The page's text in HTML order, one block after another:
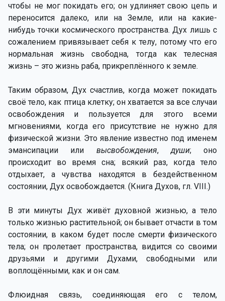
чтобы не мог покидать его; он удлиняет свою цепь и
переносится далеко, или на Земле, или на какие-
нибудь точки космического пространства. Дух лишь с
сожалением привязывает себя к телу, потому что его
нормальная жизнь свободна, тогда как телесная
жизнь – это жизнь раба, прикреплённого к земле.
Таким образом, Дух счастлив, когда может покидать
своё тело, как птица клетку; он хватается за все случаи
освобождения и пользуется для этого всеми
мгновениями, когда его присутствие не нужно для
физической жизни. Это явление известно под именем
эмансипации или высвобождения, души; оно
происходит во время сна; всякий раз, когда тело
отдыхает, а чувства находятся в бездейственном
состоянии, Дух освобождается. (Книга Духов, гл. VIII.)
В эти минуты Дух живёт духовной жизнью, а тело
только жизнью растительной; он бывает отчасти в том
состоянии, в каком будет после смерти физического
тела; он пролетает пространства, видится со своими
друзьями и другими Духами, свободными или
воплощёнными, как и он сам.
Флюидная связь, соединяющая его с телом,